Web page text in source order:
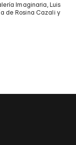
Imaginaria, Luis
de Rosina Cazali y